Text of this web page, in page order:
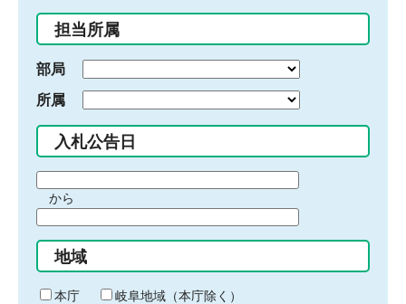
入
力
担当所属
部局
所属
入札公告日
間
始
り
から
間
終
わ
地域
本庁
岐阜地域（本庁除く）